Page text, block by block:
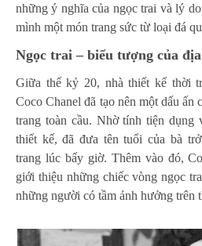
những ý nghĩa của ngọc trai và lý
mình một món trang sức từ loại đá
Ngọc trai – biểu tượng của
Giữa thế kỷ 20, nhà thiết kế thời
Coco Chanel đã tạo nên một dấu ấn
trang toàn cầu. Nhờ tính tiện dụng
thiết kế, đã đưa tên tuổi của bà
trang lúc bấy giờ. Thêm vào đó,
giới thiệu những chiếc vòng ngọc
những người có tầm ảnh hưởng trên